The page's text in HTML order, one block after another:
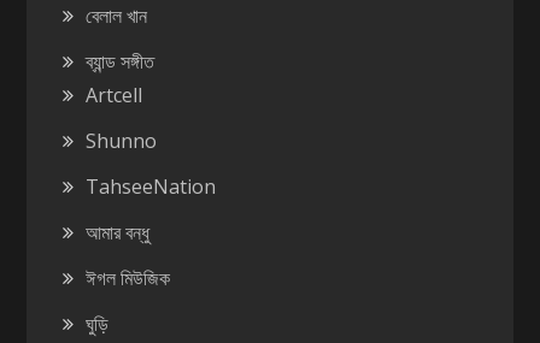
বেলাল খান
ব্যান্ড সঙ্গীত
Artcell
Shunno
TahseeNation
আমার বন্ধু
ঈগল মিউজিক
ঘুড়ি